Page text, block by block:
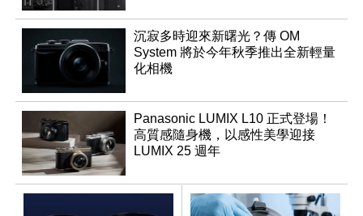
沉寂多時迎來新曙光？傳 OM
System 將於今年秋季推出全新輕量
化相機
Panasonic LUMIX L10 正式登場！
高質感隨身機，以感性美學迎接
LUMIX 25 週年